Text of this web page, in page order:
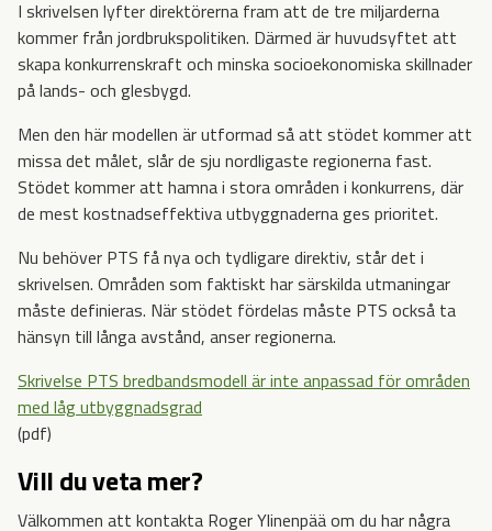
I skrivelsen lyfter direktörerna fram att de tre miljarderna
kommer från jordbrukspolitiken. Därmed är huvudsyftet att
skapa konkurrenskraft och minska socioekonomiska skillnader
på lands- och glesbygd.
Men den här modellen är utformad så att stödet kommer att
missa det målet, slår de sju nordligaste regionerna fast.
Stödet kommer att hamna i stora områden i konkurrens, där
de mest kostnadseffektiva utbyggnaderna ges prioritet.
Nu behöver PTS få nya och tydligare direktiv, står det i
skrivelsen. Områden som faktiskt har särskilda utmaningar
måste definieras. När stödet fördelas måste PTS också ta
hänsyn till långa avstånd, anser regionerna.
Skrivelse PTS bredbandsmodell är inte anpassad för områden
med låg utbyggnadsgrad
(pdf)
Vill du veta mer?
Välkommen att kontakta Roger Ylinenpää om du har några